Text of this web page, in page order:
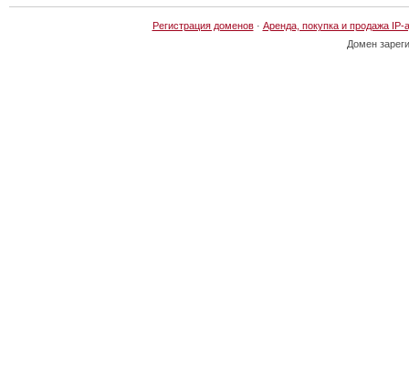
Регистрация доменов· Аренда, покупка и продажа IP-
Домен